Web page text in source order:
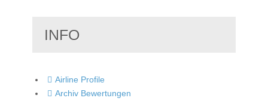
INFO
Airline Profile
Archiv Bewertungen